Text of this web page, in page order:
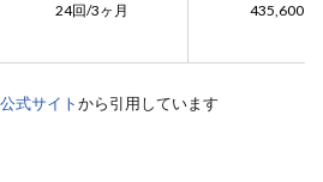
24回/3ヶ月 435,600円
式サイトから引用しています